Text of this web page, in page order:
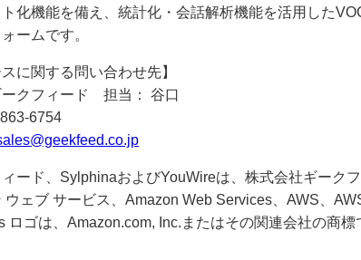
化機能を備え、統計化・会話解析機能を活用した
ームです。
スに関する問い合わせ先】
ークフィード 担当： 谷口
6754
ード、SylphinaおよびYouWireは、株式会社ギーク
ェブ サービス、Amazon Web Services、AWS、
ロゴは、Amazon.com, Inc.またはその関連会社の商標